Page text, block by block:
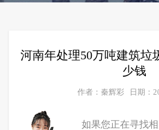
河南年处理50万吨建筑垃
少钱
作者：秦辉彩 日期：
如果您正在寻找